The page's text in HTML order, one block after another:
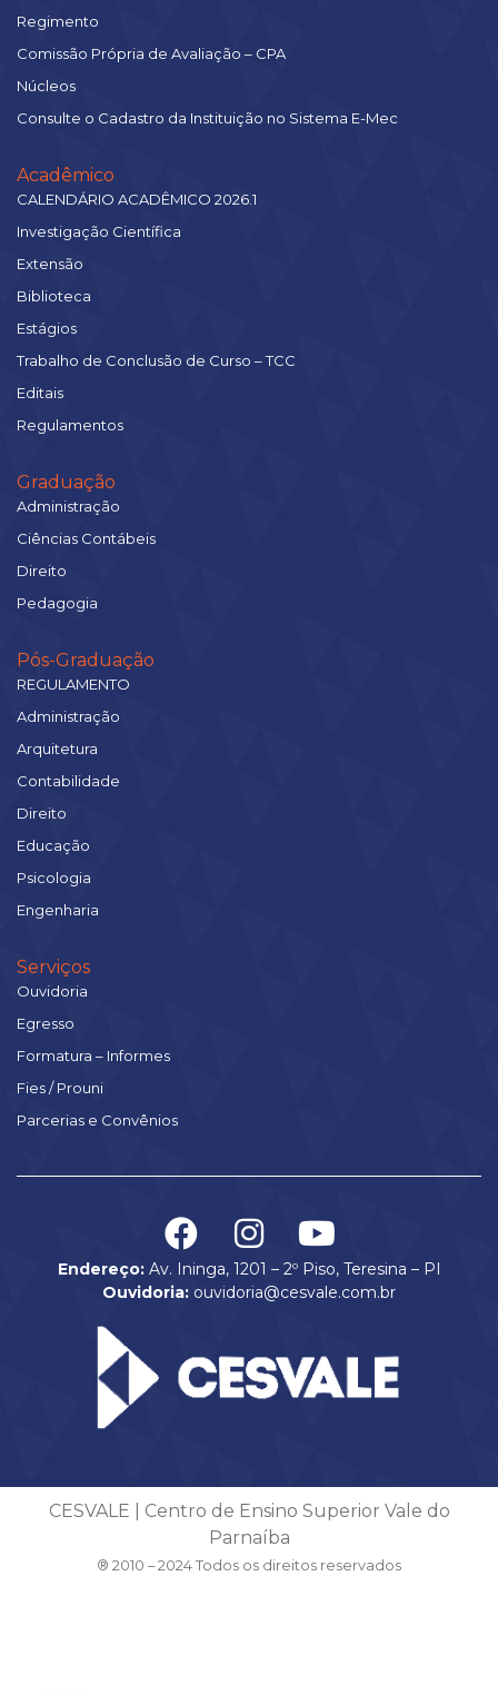
Regimento
Comissão Própria de Avaliação – CPA
Núcleos
Consulte o Cadastro da Instituição no Sistema E-Mec
Acadêmico
CALENDÁRIO ACADÊMICO 2026.1
Investigação Científica
Extensão
Biblioteca
Estágios
Trabalho de Conclusão de Curso – TCC
Editais
Regulamentos
Graduação
Administração
Ciências Contábeis
Direito
Pedagogia
Pós-Graduação
REGULAMENTO
Administração
Arquitetura
Contabilidade
Direito
Educação
Psicologia
Engenharia
Serviços
Ouvidoria
Egresso
Formatura – Informes
Fies / Prouni
Parcerias e Convênios
Endereço:Av. Ininga, 1201 – 2º Piso, Teresina – PI
Ouvidoria: ouvidoria@cesvale.com.br
CESVALE | Centro de Ensino Superior Vale do
Parnaíba
® 2010 – 2024 Todos os direitos reservados